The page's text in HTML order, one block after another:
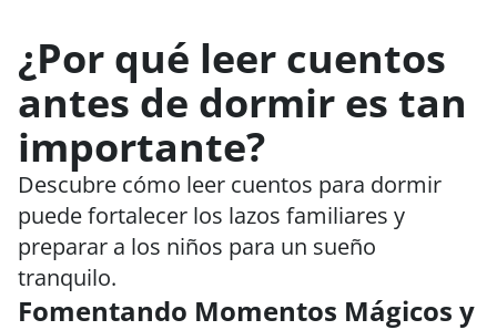
¿Por qué leer cuentos
antes de dormir es tan
importante?
Descubre cómo leer cuentos para dormir
puede fortalecer los lazos familiares y
preparar a los niños para un sueño
tranquilo.
Fomentando Momentos Mágicos y